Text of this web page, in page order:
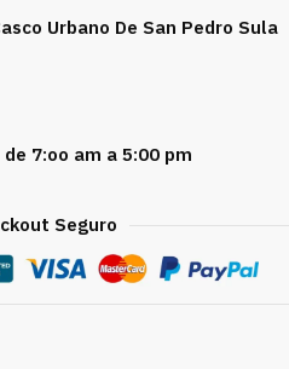
Urbano De San Pedro Sula
7:oo am a 5:00 pm
Seguro